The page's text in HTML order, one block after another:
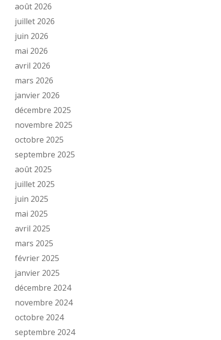
août 2026
juillet 2026
juin 2026
mai 2026
avril 2026
mars 2026
janvier 2026
décembre 2025
novembre 2025
octobre 2025
septembre 2025
août 2025
juillet 2025
juin 2025
mai 2025
avril 2025
mars 2025
février 2025
janvier 2025
décembre 2024
novembre 2024
octobre 2024
septembre 2024